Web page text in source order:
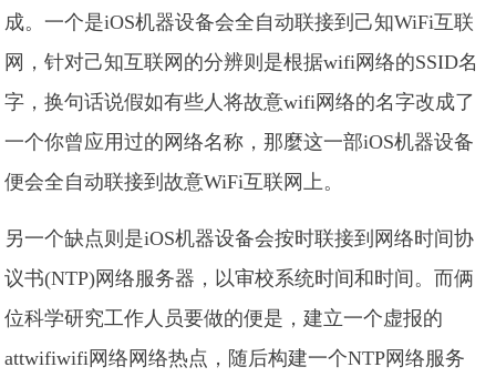
成。一个是iOS机器设备会全自动联接到己知WiFi互联
网，针对己知互联网的分辨则是根据wifi网络的SSID名
字，换句话说假如有些人将故意wifi网络的名字改成了
一个你曾应用过的网络名称，那麼这一部iOS机器设备
便会全自动联接到故意WiFi互联网上。
另一个缺点则是iOS机器设备会按时联接到网络时间协
议书(NTP)网络服务器，以审校系统时间和时间。而俩
位科学研究工作人员要做的便是，建立一个虚报的
attwifiwifi网络网络热点，随后构建一个NTP网络服务